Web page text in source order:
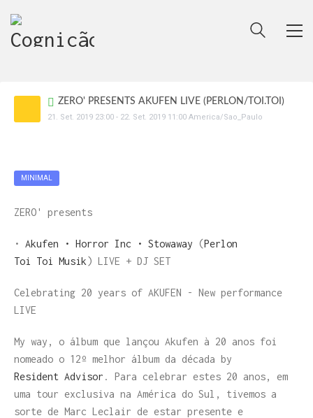
ZERO' PRESENTS AKUFEN LIVE (PERLON/TOI.TOI)
21 . Set. 2019 23:00 - 22. Set. 2019 11:00 America/Sao_Paulo
MINIMAL
ZERO' presents
• Akufen • Horror Inc • Stowaway (Perlon
Toi Toi Musik) LIVE + DJ SET
Celebrating 20 years of AKUFEN - New performance
LIVE
My way, o álbum que lançou Akufen à 20 anos foi
nomeado o 12º melhor álbum da década by
Resident Advisor . Para celebrar estes 20 anos, em
uma tour exclusiva na América do Sul, tivemos a
sorte de Marc Leclair de estar presente e